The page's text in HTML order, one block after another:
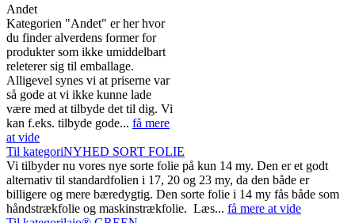
Andet
Kategorien "Andet" er her hvor
du finder alverdens former for
produkter som ikke umiddelbart
releterer sig til emballage.
Alligevel synes vi at priserne var
så gode at vi ikke kunne lade
være med at tilbyde det til dig. Vi
kan f.eks. tilbyde gode... få mere
at vide
Til kategoriNYHED SORT FOLIE
Vi tilbyder nu vores nye sorte folie på kun 14 my. Den er et godt
alternativ til standardfolien i 17, 20 og 23 my, da den både er
billigere og mere bæredygtig. Den sorte folie i 14 my fås både som
håndstrækfolie og maskinstrækfolie. Læs... få mere at vide